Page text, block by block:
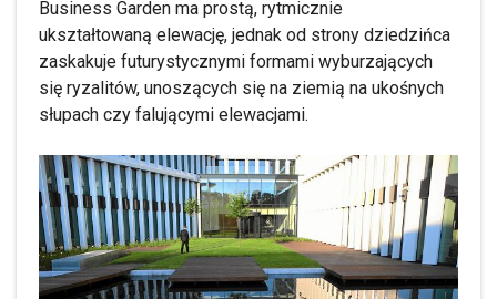
Business Garden ma prostą, rytmicznie
ukształtowaną elewację, jednak od strony dziedzińca
zaskakuje futurystycznymi formami wyburzających
się ryzalitów, unoszących się na ziemią na ukośnych
słupach czy falującymi elewacjami.